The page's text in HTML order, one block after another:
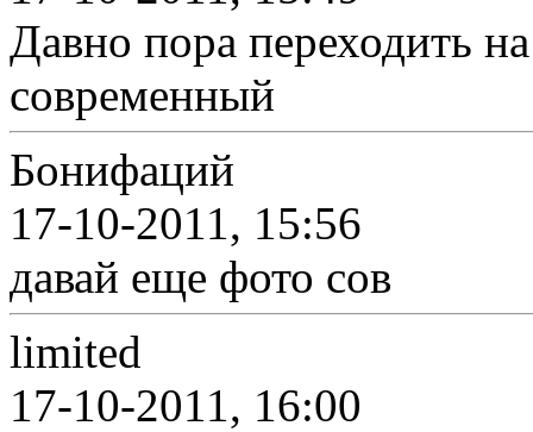
Давно пора переходить
современный
Бонифаций
17-10-2011, 15:56
давай еще фото сов
limited
17-10-2011, 16:00